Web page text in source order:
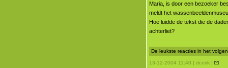
Maria, is door een bezoeker
meldt het
Hoe luidde de tekst die de
achterliet?
De leukste reacties in het
13-12-2004 11:40 | dr.erik |